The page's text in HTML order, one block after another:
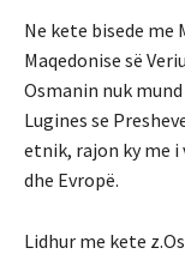
Ne kete bisede
Maqedonise së
Osmanin nuk
Lugines se
etnik, rajon ky me
dhe Evropë.
Lidhur me kete